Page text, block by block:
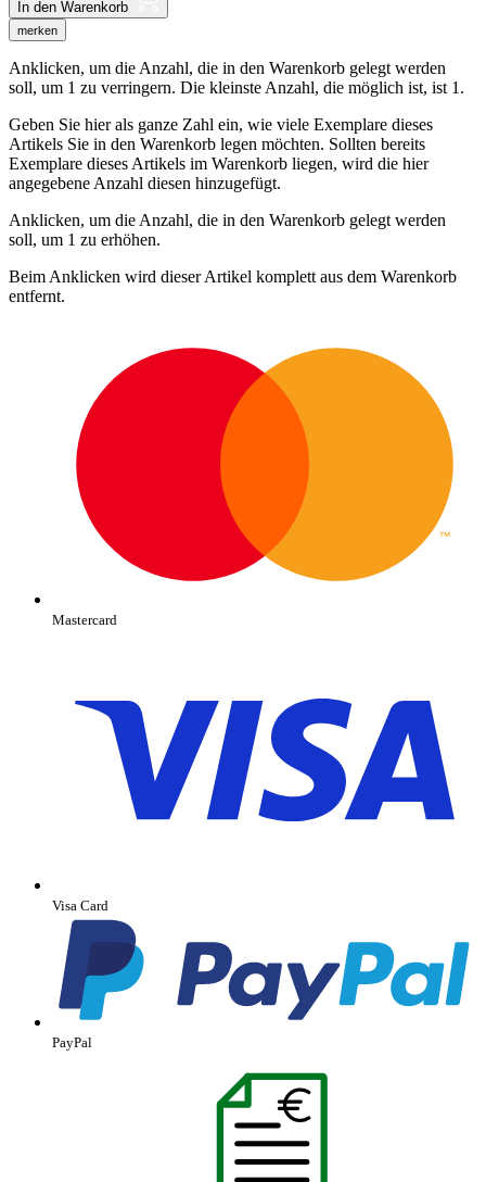
In den Warenkorb
merken
Anklicken, um die Anzahl, die in den Warenkorb gelegt werden
soll, um 1 zu verringern. Die kleinste Anzahl, die möglich ist, ist 1.
Geben Sie hier als ganze Zahl ein, wie viele Exemplare dieses
Artikels Sie in den Warenkorb legen möchten. Sollten bereits
Exemplare dieses Artikels im Warenkorb liegen, wird die hier
angegebene Anzahl diesen hinzugefügt.
Anklicken, um die Anzahl, die in den Warenkorb gelegt werden
soll, um 1 zu erhöhen.
Beim Anklicken wird dieser Artikel komplett aus dem Warenkorb
entfernt.
Mastercard
Visa Card
PayPal